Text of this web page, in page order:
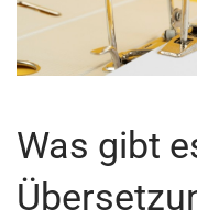
Was gibt